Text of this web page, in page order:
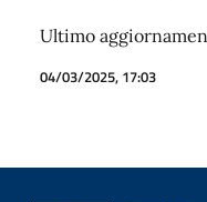
Ultimo
04/03/2025, 17:03